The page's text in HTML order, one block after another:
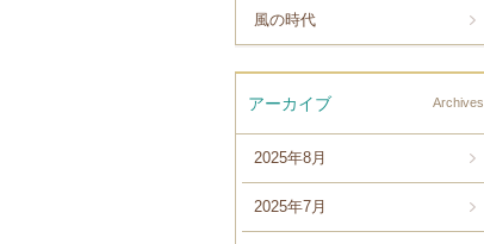
風の時代
アーカイブ Archives
2025年8月
2025年7月